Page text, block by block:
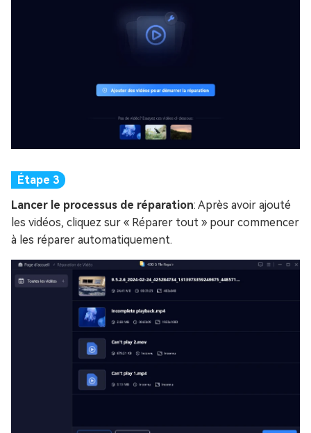
Lancer le processus de réparation: Après avoir ajouté
les vidéos, cliquez sur « Réparer tout » pour commencer
à les réparer automatiquement.